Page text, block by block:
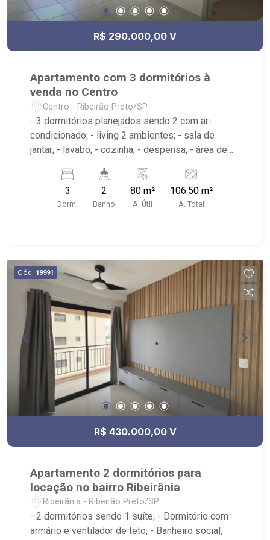
R$ 290.000,00 V
Apartamento com 3 dormitórios à
venda no Centro
Centro - Ribeirão Preto/SP
- 3 dormitórios planejados sendo 2 com ar-
condicionado; - living 2 ambientes; - sala de
jantar; - lavabo; - cozinha; - despensa; - área de
box e espelho; - próximo ao Shopping Santa
Úrsula, Bar do Nelson
3
Dorm.
2
Banho
80 m²
A. Útil
106.50 m²
A. Total
Cód. 19991
R$ 430.000,00 V
Apartamento 2 dormitórios para
locação no bairro Ribeirânia
Ribeirânia - Ribeirão Preto/SP
- 2 dormitórios sendo 1 suíte; - Dormitório com
armário e ventilador de teto; - Banheiro social,